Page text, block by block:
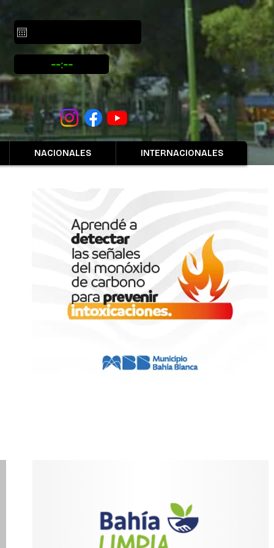
NACIONALES INTERNACIONALES